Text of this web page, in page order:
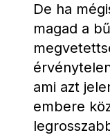
De ha
magad a
ami azt
embere